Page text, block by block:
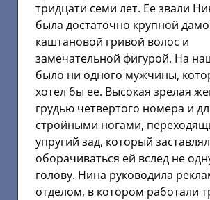
тридцати семи лет. Ее звали
была достаточно крупной
каштановой гривой волос и
замечательной фигурой. На
было ни одного мужчины,
хотел бы ее. Высокая зрелая
грудью четвертого номера и
стройными ногами,
упругий зад, который заставлял
оборачиваться ей вслед не
голову. Нина руководила
отделом, в котором работали